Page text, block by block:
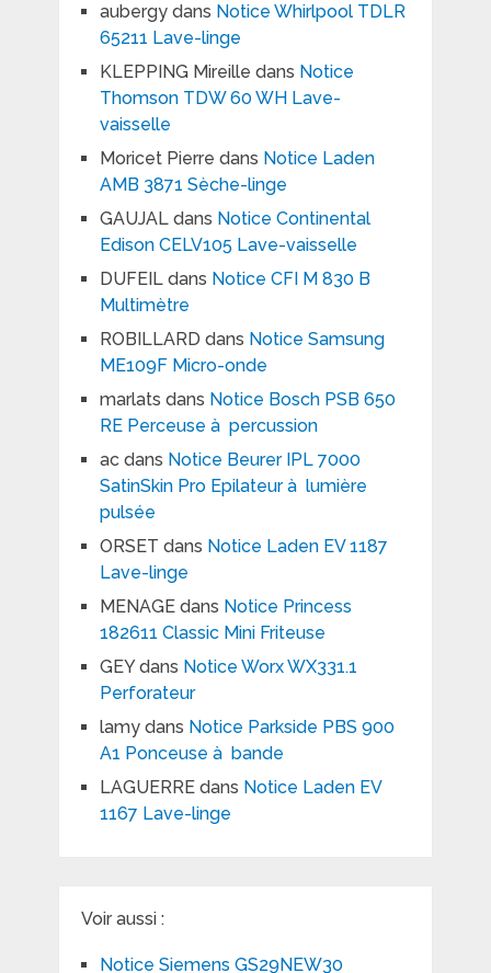
aubergydans Notice Whirlpool TDLR
65211 Lave-linge
KLEPPING Mireille dans Notice
Thomson TDW 60 WH Lave-
vaisselle
Moricet Pierre dans Notice Laden
AMB 3871 Sèche-linge
GAUJALdans Notice Continental
Edison CELV105 Lave-vaisselle
DUFEILdans Notice CFI M 830 B
Multimètre
ROBILLARD dans Notice Samsung
ME109F Micro-onde
marlats dans Notice Bosch PSB 650
RE Perceuse à percussion
acdans Notice Beurer IPL 7000
SatinSkin Pro Epilateur à lumière
pulsée
ORSET dans Notice Laden EV 1187
Lave-linge
MENAGEdans Notice Princess
182611 Classic Mini Friteuse
GEYdans Notice Worx WX331.1
Perforateur
lamydans Notice Parkside PBS 900
A1 Ponceuse à bande
LAGUERREdans Notice Laden EV
1167 Lave-linge
Voir aussi :
Notice Siemens GS29NEW30